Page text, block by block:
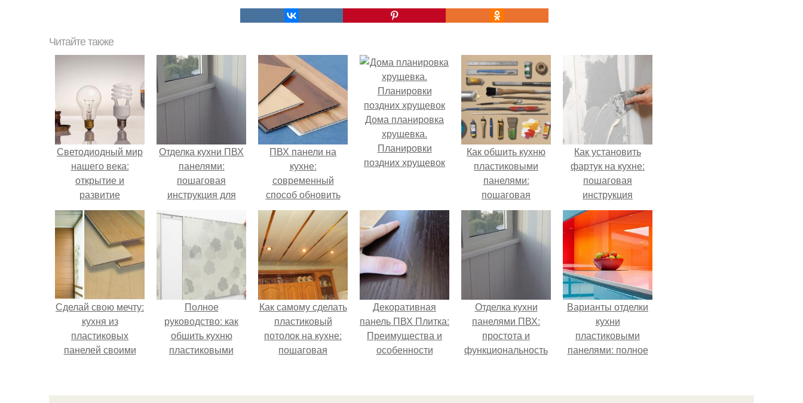
Читайте также
Светодиодный мир
нашего века:
открытие и
развитие
Отделка кухни ПВХ
панелями:
пошаговая
инструкция для
ПВХ панели на
кухне:
современный
способ обновить
интерьер
Дома планировка
хрущевка.
Планировки
поздних хрущевок
Как обшить кухню
пластиковыми
панелями:
пошаговая
инструкция для
начинающих
Как установить
фартук на кухне:
пошаговая
инструкция
Сделай свою мечту:
кухня из
пластиковых
панелей своими
Полное
руководство: как
обшить кухню
пластиковыми
Как самому сделать
пластиковый
потолок на кухне:
пошаговая
Декоративная
панель ПВХ Плитка:
Преимущества и
особенности
Отделка кухни
панелями ПВХ:
простота и
функциональность
Варианты отделки
кухни
пластиковыми
панелями: полное